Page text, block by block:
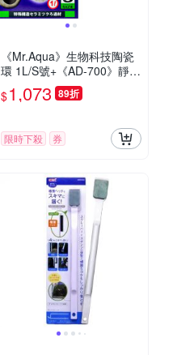
《Mr.Aqua》生物科技陶瓷
環 1L/S號+《AD-700》靜音
外掛過濾器
$1,073 89折
限時下殺 券